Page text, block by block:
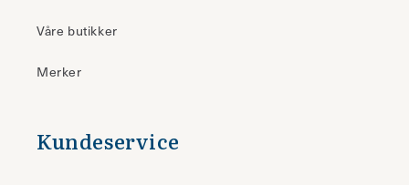
Våre butikker
Merker
Kundeservice